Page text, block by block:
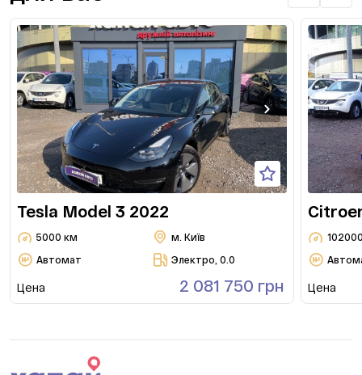
Tesla Model 3 2022
5000 км
м. Київ
Автомат
Электро, 0.0
Цена 2 081 750 грн Цена